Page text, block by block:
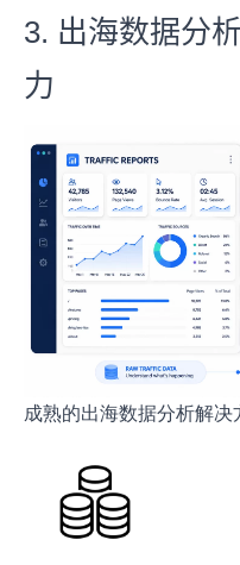
3. 出海数据分
力
成熟的出海数据分析解决